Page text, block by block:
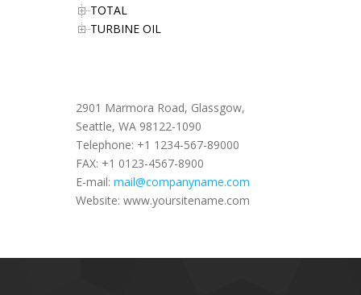
TOTAL
TURBINE OIL
2901 Marmora Road, Glassgow,
Seattle, WA 98122-1090
Telephone: +1 1234-567-89000
FAX: +1 0123-4567-8900
E-mail: mail@companyname.com
Website: www.yoursitename.com